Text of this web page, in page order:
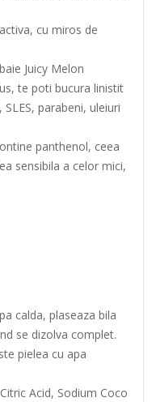
cu miros de
Juicy Melon
te poti bucura linistit
parabeni, uleiuri
panthenol, ceea
sensibila a celor mici,
calda, plaseaza bila
se dizolva complet.
pielea cu apa
Acid, Sodium Coco